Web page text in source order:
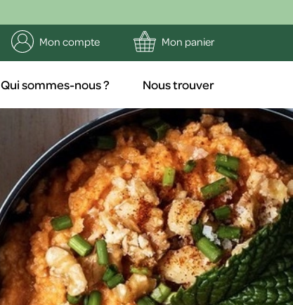
Mon compte Mon panier
Qui sommes-nous ? Nous trouver